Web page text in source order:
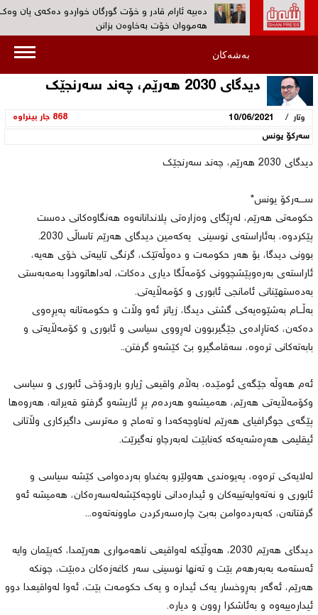
دەبیە ئارام قادر و خۆت گورگان خواردو ده‌كه‌ی یان
هەمووان خۆت بەخاوەن بزانن‌
ڕۆژانى 19 و 20ى ئەم مانگە کۆنگرەى پێنجی
به‌ڤیدیۆ...کۆمەڵ: هیوادارین پڕۆسەی چەکدانانی
هۆكاری دەستگیرکردن ‌و بێسەروشوێنکردنی ئارام قادر
بەشەکان
دیدگای 2030 هەرێم، چەند سەرنجێک
وتار /
10/06/2021
868 جار بینراوە
سه‌ركۆ یونس
دیدگای 2030 هەرێم، چەند سەرنجێک
ســــەرکۆ یونس*
حکومەتی هەرێم، لەڕێگای وەزارەتی پلاندانانەوە هەنگاوەکانی دەست
پێکردوە، بەئاراستەی نوسینی یەکەمین دیدگای هەرێم تاساڵی 2030.
بوونی دیدگا، بۆ هەر حکومەت و دەوڵەتێک، گرنگی تایبەتی خۆی هەیە،
ئاراستەی بەرەوپێشچوونی کۆمەڵگا دیاری دەکات، لەداهاتوودا بەمەبەستی
بەدەستهێنانی ئامانجی ئابوری و کۆمەڵایەتی.
بەڵـــام بەشێوەیەکی گشتی دیدگا، زیاتر ئەو وڵات و حکومەتانە پەیڕەوی
دەکەن، کەتاڕادەی جێگیربوون لەڕووی سیاسی و ئابوری و کۆمەڵایەتی و
بابەتەکانی ترەوە، سەقامگیرو بێ کێشەو گرفتن..
ئەم هەوڵە جێگەی ئومێدە، بەڵام واقیعی ژیارو بارودۆخی ئابوری و سیاسی
وکۆمەڵایەتی هەرێم، هەمیشەو هەردەم پڕ ئاریشەو گرفتو قەیرانە، هەروەها
پێگەی جوگرافیای هەرێم لەناوچەکەدا و تەماح و مەترسی داگیرکاری وڵاتانی
ئیقلیمی هەڕەشەیەکە کەنابێت لەبەرچاو نەگیرێت.
لەلایەکی ترەوە، پەیوەندی هەولێرو بەغداو بەردەوامی کێشە سیاسی و
ئابوری و نەتەوایەتییەکان و ئیدارەدانی ناوچەکێشەلەسەرەکان، هەمیشە ئەو
گرفتانەن، کەبەردەوامن بەبێ چارەسەرکردن ماوونەتەوە...
دیدگای هەرێم 2030، هەوڵێکە لەواقیعی ناهەمواری هەرێمدا، کەپێمان وایە
ئەستەمە بەبەرهەم بێت و تەنها نوسینی سەر کاغەزەکان دەبێت، چونکە
هەرێم، ئەگەر بەڕوخسار یەک ئیدارە و یەک حکومەت بێت، ئەوا لەواقیعدا دوو
ئیدارەییەوە و بەئاشکرا ڕوون و دیارە.